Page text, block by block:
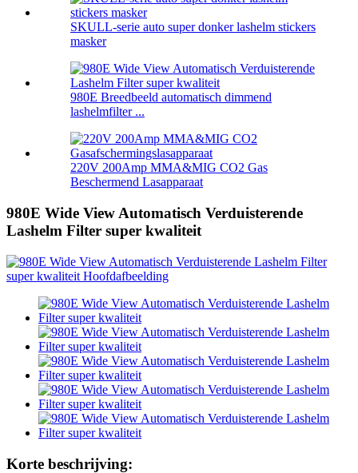
SKULL-serie auto super donker lashelm stickers
masker
980E Breedbeeld automatisch dimmend
lashelmfilter ...
220V 200Amp MMA&MIG CO2 Gas
Beschermend Lasapparaat
980E Wide View Automatisch Verduisterende
Lashelm Filter super kwaliteit
Korte beschrijving: